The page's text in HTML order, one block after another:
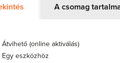
A csomag
Átvihető (online aktiválás)
Egy eszközhöz